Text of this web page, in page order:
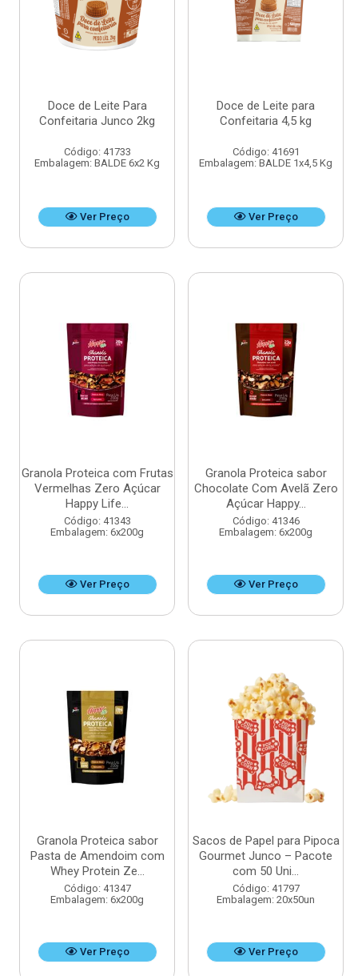
Doce de Leite Para
Confeitaria Junco 2kg
Código: 41733
Embalagem: BALDE 6x2 Kg
Ver Preço
Doce de Leite para
Confeitaria 4,5 kg
Código: 41691
Embalagem: BALDE 1x4,5 Kg
Ver Preço
Granola Proteica com Frutas
Vermelhas Zero Açúcar
Happy Life...
Código: 41343
Embalagem: 6x200g
Ver Preço
Granola Proteica sabor
Chocolate Com Avelã Zero
Açúcar Happy...
Código: 41346
Embalagem: 6x200g
Ver Preço
Granola Proteica sabor
Pasta de Amendoim com
Whey Protein Ze...
Código: 41347
Embalagem: 6x200g
Ver Preço
Sacos de Papel para Pipoca
Gourmet Junco – Pacote
com 50 Uni...
Código: 41797
Embalagem: 20x50un
Ver Preço